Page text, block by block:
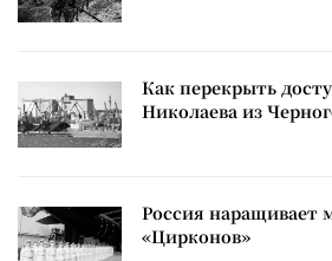
Как перекрыть
Николаева из
Россия наращивает
«Цирконов»